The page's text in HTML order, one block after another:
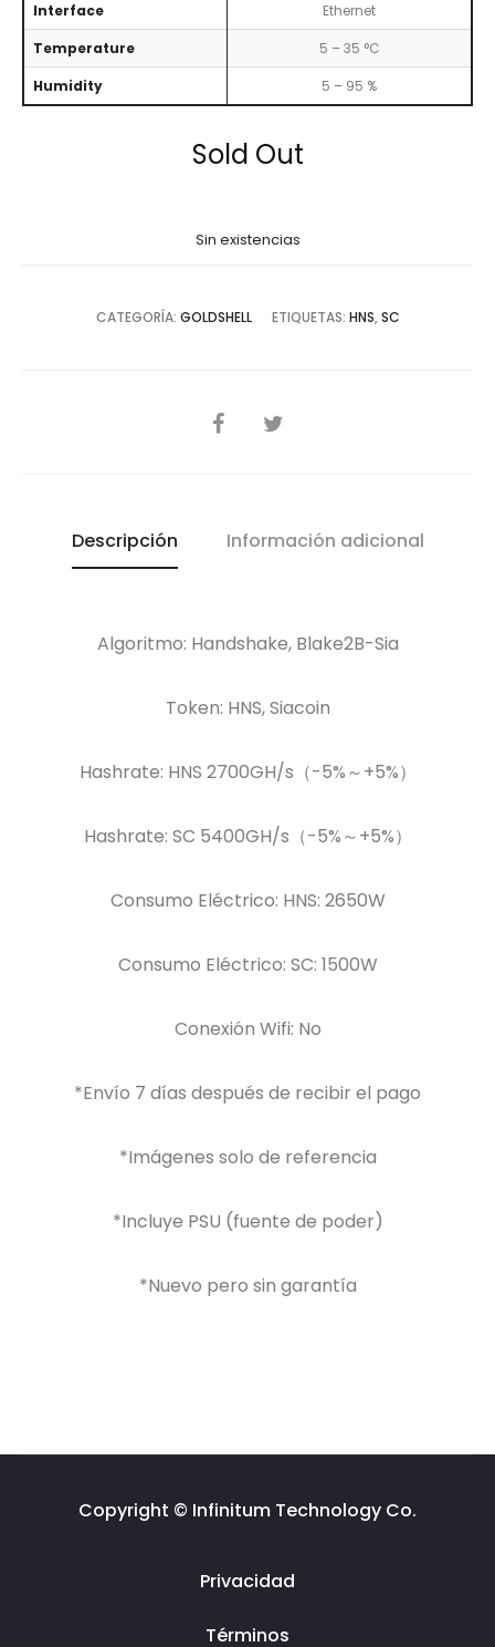
Interface
Ethernet
Temperature
5 – 35 °C
Humidity
5 – 95 %
Sold Out
Sin existencias
CATEGORÍA: GOLDSHELL ETIQUETAS: HNS, SC
SHARE
Descripción Información adicional
Algoritmo: Handshake, Blake2B-Sia
Token: HNS, Siacoin
Hashrate: HNS 2700GH/s（-5%～+5%）
Hashrate: SC 5400GH/s（-5%～+5%）
Consumo Eléctrico: HNS: 2650W
Consumo Eléctrico: SC: 1500W
Conexión Wifi: No
*Envío 7 días después de recibir el pago
*Imágenes solo de referencia
*Incluye PSU (fuente de poder)
*Nuevo pero sin garantía
Copyright © Infinitum Technology Co.
Privacidad
Términos